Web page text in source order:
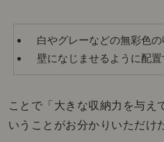
白やグレーなどの無彩色
壁になじませるように配置
ことで「大きな収納力を与え
いうことがお分かりいただけ